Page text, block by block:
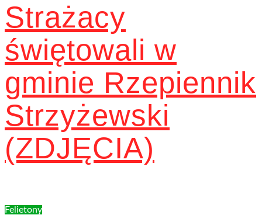
Strażacy
świętowali w
gminie Rzepiennik
Strzyżewski
(ZDJĘCIA)
Felietony